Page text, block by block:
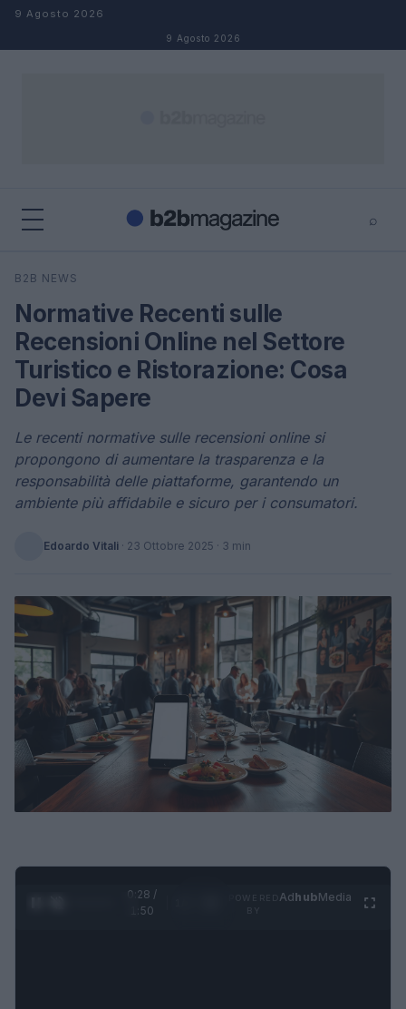
Salta al contenuto
9 Agosto 2026
9 Agosto 2026
⌕
Cerca
B2B NEWS
Normative Recenti sulle
Recensioni Online nel Settore
Turistico e Ristorazione: Cosa
Devi Sapere
Le recenti normative sulle recensioni online si
propongono di aumentare la trasparenza e la
responsabilità delle piattaforme, garantendo un
ambiente più affidabile e sicuro per i consumatori.
Edoardo Vitali · 23 Ottobre 2025 · 3 min
0:29 /
1:50
AdhubMedia